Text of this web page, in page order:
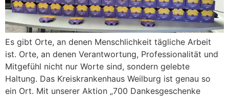
Es gibt Orte, an denen Menschlichkeit tägliche Arbeit
ist. Orte, an denen Verantwortung, Professionalität und
Mitgefühl nicht nur Worte sind, sondern gelebte
Haltung. Das Kreiskrankenhaus Weilburg ist genau so
ein Ort. Mit unserer Aktion „700 Dankesgeschenke